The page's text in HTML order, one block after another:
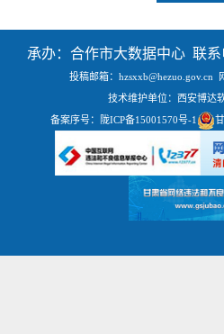
承办：合作市大数据中心 联系
投稿邮箱：hzsxxb@hezuo.gov.cn
技术维护单位：西安博达
备案序号：
陇ICP备15001570号-1